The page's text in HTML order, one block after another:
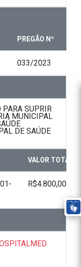
PREGÃO Nº
033/2023
PARA SUPRIR
MUNICIPAL
DE SAÚDE
VALOR TOTAL
R$4.800,00